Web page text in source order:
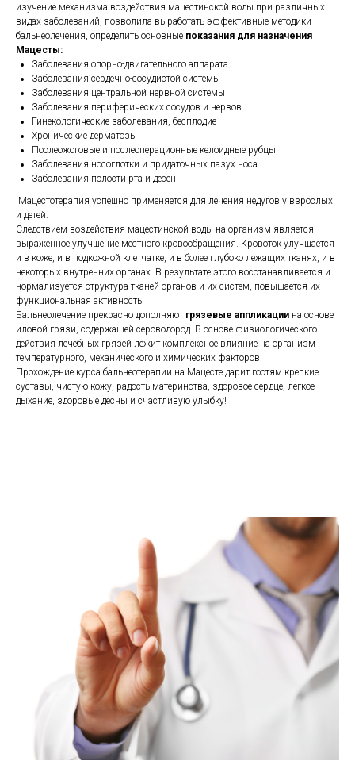
изучение механизма воздействия мацестинской воды при различных
видах заболеваний, позволила выработать эффективные методики
бальнеолечения, определить основные показания для назначения
Мацесты:
Заболевания опорно-двигательного аппарата
Заболевания сердечно-сосудистой системы
Заболевания центральной нервной системы
Заболевания периферических сосудов и нервов
Гинекологические заболевания, бесплодие
Хронические дерматозы
Послеожоговые и послеоперационные келоидные рубцы
Заболевания носоглотки и придаточных пазух носа
Заболевания полости рта и десен
Мацестотерапия успешно применяется для лечения недугов у взрослых
и детей.
Следствием воздействия мацестинской воды на организм является
выраженное улучшение местного кровообращения. Кровоток улучшается
и в коже, и в подкожной клетчатке, и в более глубоко лежащих тканях, и в
некоторых внутренних органах. В результате этого восстанавливается и
нормализуется структура тканей органов и их систем, повышается их
функциональная активность.
Бальнеолечение прекрасно дополняют грязевые аппликации на основе
иловой грязи, содержащей сероводород. В основе физиологического
действия лечебных грязей лежит комплексное влияние на организм
температурного, механического и химических факторов.
Прохождение курса бальнеотерапии на Мацесте дарит гостям крепкие
суставы, чистую кожу, радость материнства, здоровое сердце, легкое
дыхание, здоровые десны и счастливую улыбку!